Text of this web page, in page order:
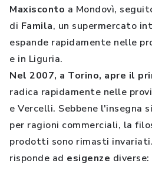
Maxisconto a Mondovì,
di Famila, un supermercato
espande rapidamente nelle
e in Liguria.
Nel 2007, a Torino, apre il
radica rapidamente nelle
e Vercelli. Sebbene l'insegna
per ragioni commerciali, la
prodotti sono rimasti
risponde ad esigenze diverse: